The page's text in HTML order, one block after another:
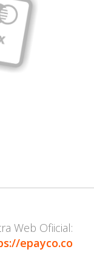
Web Ofiicial:
epayco.co